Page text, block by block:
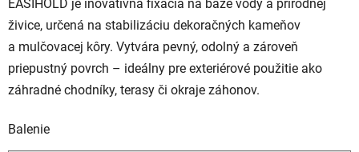
EASIHOLD je inovatívna fixácia na báze vody a prírodnej
živice, určená na stabilizáciu dekoračných kameňov
a mulčovacej kôry. Vytvára pevný, odolný a zároveň
priepustný povrch – ideálny pre exteriérové použitie ako
záhradné chodníky, terasy či okraje záhonov.
Balenie